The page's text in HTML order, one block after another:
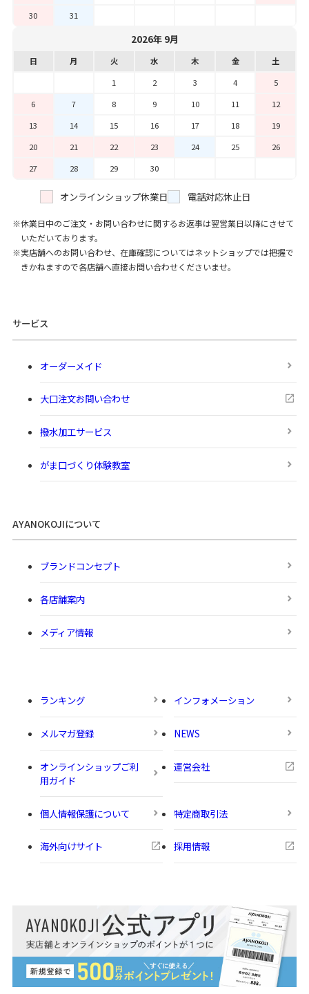
30
31
2026年 9月
日 月 火 水 木 金
土
1
2 3 4
5
6
7 8 9 10 11
12
13
14 15 16 17 18
19
20
21 22 23 24 25
26
27
28 29 30
オンラインショップ休業日 電話対応休止日
休業日中のご注文・お問い合わせに関するお返事は翌営業日以降にさせて
いただいております。
実店舗へのお問い合わせ、在庫確認についてはネットショップでは把握で
きかねますので各店舗へ直接お問い合わせくださいませ。
サービス
オーダーメイド
大口注文お問い合わせ
撥水加工サービス
がま口づくり体験教室
AYANOKOJIについて
ブランドコンセプト
各店舗案内
メディア情報
ランキング インフォメーション
メルマガ登録 NEWS
オンラインショップご利
用ガイド
運営会社
個人情報保護について 特定商取引法
海外向けサイト 採用情報